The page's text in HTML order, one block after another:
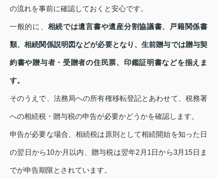
の流れを事前に確認しておくと安心です。
一般的に、 相続では遺言書や遺産分割協議書、戸籍関係書
類、相続関係説明図などが必要となり、生前贈与では贈与契
約書や贈与者・受贈者の住民票、印鑑証明書などを揃えま
す。
そのうえで、法務局への所有権移転登記とあわせて、税務署
への相続税・贈与税の申告が必要かどうかを確認します。
申告が必要な場合、相続税は原則として相続開始を知った日
の翌日から10か月以内、贈与税は翌年2月1日から3月15日ま
でが申告期限とされています。